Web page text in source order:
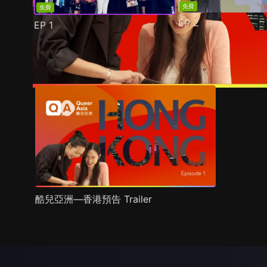
免費
EP1
免費
EP 2
預告 劇照 推薦影片 劇情介紹
酷兒亞洲—香港預告 Trailer